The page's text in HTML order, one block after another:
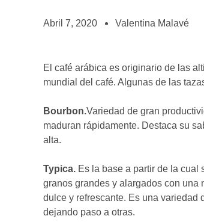
¡te imaginas vivir de tu pasión por el café?
Abril 7, 2020 Valentina Malavé
El café arábica es originario de las
mundial del café. Algunas de las
Bourbon.Variedad de gran
maduran rápidamente. Destaca su
alta.
Typica. Es la base a partir de la cual
granos grandes y alargados con una
dulce y refrescante. Es una variedad
dejando paso a otras.